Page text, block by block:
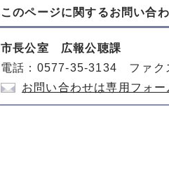
このページに関するお問い合
市長公室 広報公聴課
電話：0577-35-3134 ファク
お問い合わせは専用フォー